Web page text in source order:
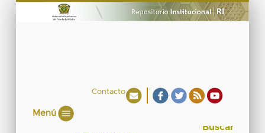
Contacto
Menú
Buscar